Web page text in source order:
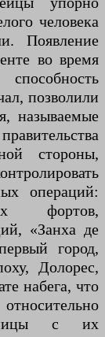
человека
Появление
во время
позволили
называемые
стороны,
операций:
фортов,
«Занха де
город,
Долорес,
набега, что
с их